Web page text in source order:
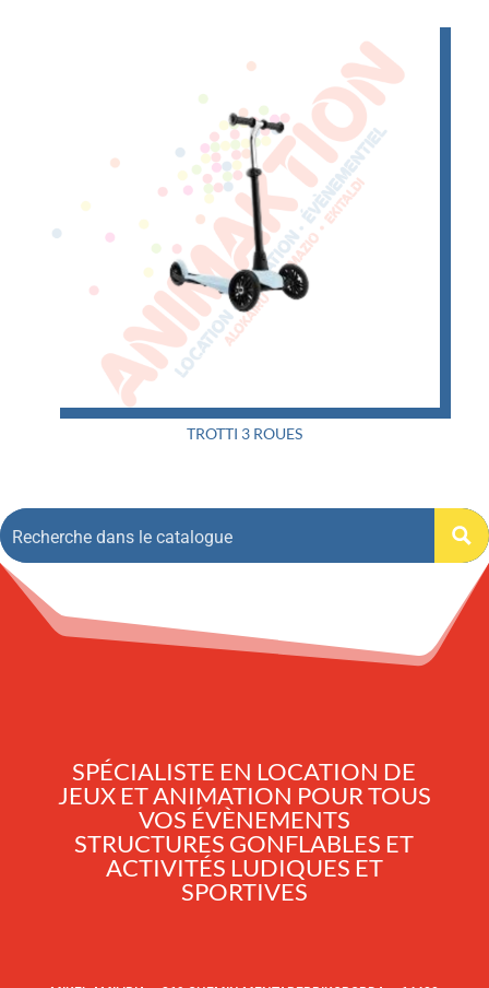
TROTTI 3 ROUES
SPÉCIALISTE EN LOCATION DE
JEUX ET ANIMATION POUR TOUS
VOS ÉVÈNEMENTS
STRUCTURES GONFLABLES ET
ACTIVITÉS LUDIQUES ET
SPORTIVES